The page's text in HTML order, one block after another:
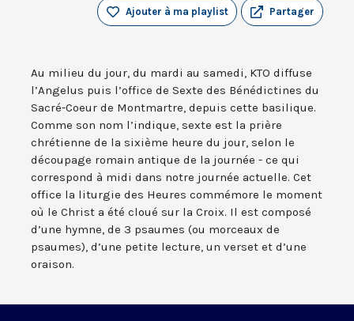
Partager
Ajouter à ma playlist
Au milieu du jour, du mardi au samedi, KTO diffuse
l’Angelus puis l’office de Sexte des Bénédictines du
Sacré-Coeur de Montmartre, depuis cette basilique.
Comme son nom l’indique, sexte est la prière
chrétienne de la sixième heure du jour, selon le
découpage romain antique de la journée - ce qui
correspond à midi dans notre journée actuelle. Cet
office la liturgie des Heures commémore le moment
où le Christ a été cloué sur la Croix. Il est composé
d’une hymne, de 3 psaumes (ou morceaux de
psaumes), d’une petite lecture, un verset et d’une
oraison.